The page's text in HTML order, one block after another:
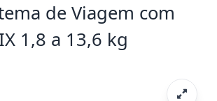
de Viagem com
1,8 a 13,6 kg